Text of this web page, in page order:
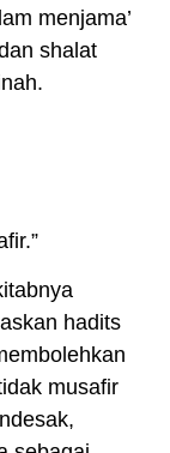
menjama’
shalat
hadits
musafir